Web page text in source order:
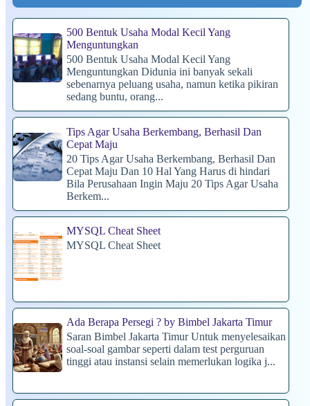
500 Bentuk Usaha Modal Kecil Yang
Menguntungkan
500 Bentuk Usaha Modal Kecil Yang
Menguntungkan Didunia ini banyak sekali
sebenarnya peluang usaha, namun ketika pikiran
sedang buntu, orang...
Tips Agar Usaha Berkembang, Berhasil Dan
Cepat Maju
20 Tips Agar Usaha Berkembang, Berhasil Dan
Cepat Maju Dan 10 Hal Yang Harus di hindari
Bila Perusahaan Ingin Maju 20 Tips Agar Usaha
Berkem...
MYSQL Cheat Sheet
MYSQL Cheat Sheet
Ada Berapa Persegi ? by Bimbel Jakarta Timur
Saran Bimbel Jakarta Timur Untuk menyelesaikan
soal-soal gambar seperti dalam test perguruan
tinggi atau instansi selain memerlukan logika j...